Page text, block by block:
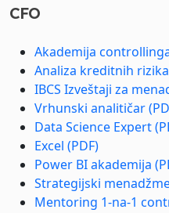
CFO
Akademija
Analiza kreditnih rizika
IBCS Izveštaji za
Vrhunski analitičar
Data Science Expert
Excel (PDF)
Power BI akademija
Strategijski
Mentoring 1-na-1